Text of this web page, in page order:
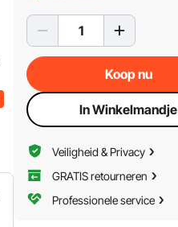
Koop nu
In Winkelmandje
Veiligheid & Privacy
GRATIS retourneren
Professionele service